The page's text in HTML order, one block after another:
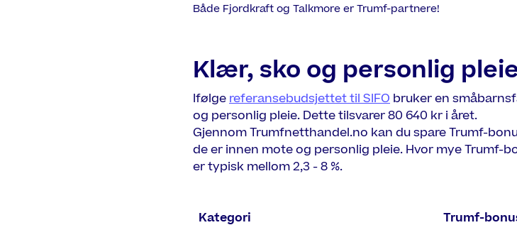
Både Fjordkraft og Talkmore er Trumf-partnere!
Klær, sko og personlig
Ifølgereferansebudsjettet til SIFO bruker en
og personlig pleie. Dette tilsvarer 80 640 kr i året.
Gjennom Trumfnetthandel.no kan du spare Trumf-
de er innen mote og personlig pleie. Hvor mye Trumf-
er typisk mellom 2,3 - 8 %.
Kategori Trumf-